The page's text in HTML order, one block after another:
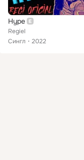
Hype
Regiel
Сингл
2022